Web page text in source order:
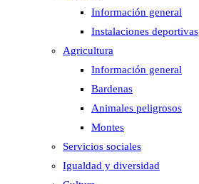
Información general
Instalaciones deportivas
Agricultura
Información general
Bardenas
Animales peligrosos
Montes
Servicios sociales
Igualdad y diversidad